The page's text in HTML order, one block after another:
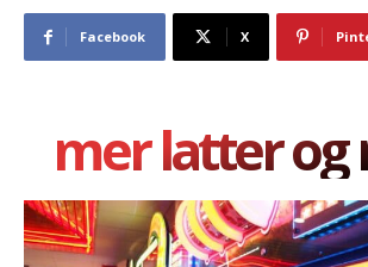
Facebook X
mer latter og